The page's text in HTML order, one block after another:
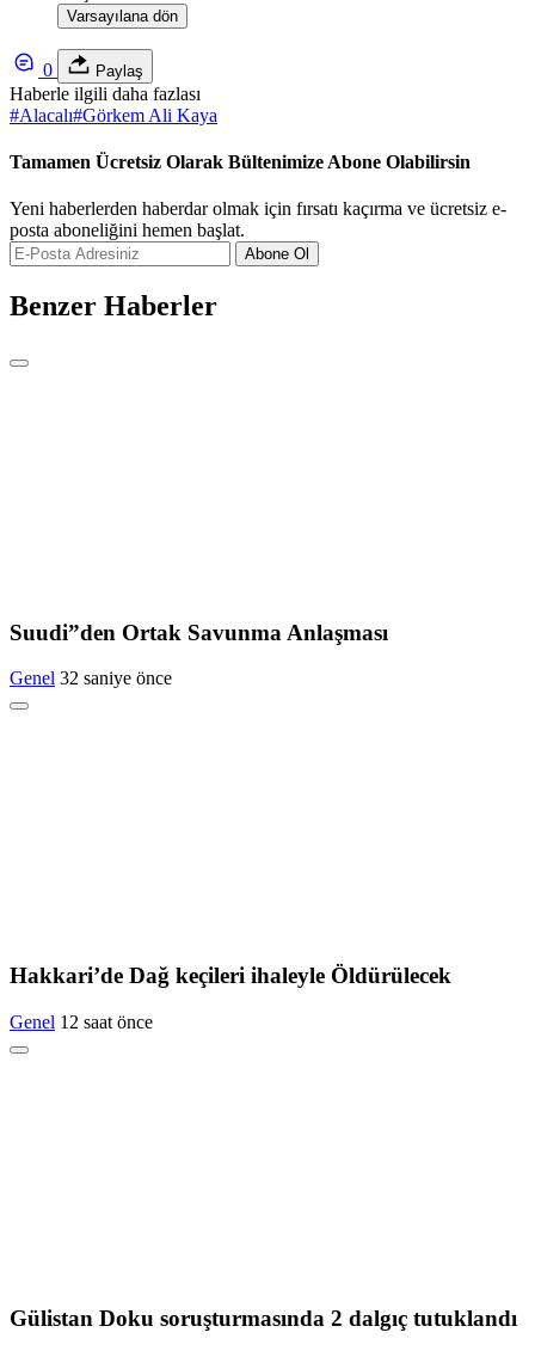
Varsayılana dön
0 Paylaş
Haberle ilgili daha fazlası
#Alacalı#Görkem Ali Kaya
Tamamen Ücretsiz Olarak Bültenimize Abone Olabilirsin
Yeni haberlerden haberdar olmak için fırsatı kaçırma ve ücretsiz e-
posta aboneliğini hemen başlat.
Abone Ol
Benzer Haberler
Suudi”den Ortak Savunma Anlaşması
Genel 32 saniye önce
Hakkari’de Dağ keçileri ihaleyle Öldürülecek
Genel 12 saat önce
Gülistan Doku soruşturmasında 2 dalgıç tutuklandı